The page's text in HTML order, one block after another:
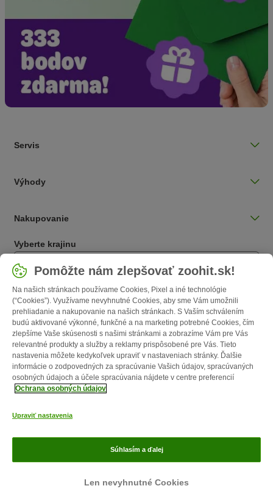
Servis
Výhody
Nakupovanie
Vyberte krajinu
Slovensko / SK
Follow zooplus
O nás Kariéra
doručenia
Spôsoby platby Affiliate program
Ochrana osobných
Pomôžte nám zlepšovať zoohit.sk!
Na našich stránkach používame Cookies, Pixel a iné technológie
(“Cookies”). Využívame nevyhnutné Cookies, aby sme Vám umožnili
prehliadanie a nakupovanie na našich stránkach. S Vaším schválením
budú aktivované výkonné, funkčné a na marketing potrebné Cookies, čím
zlepšíme Vaše skúsenosti s našimi stránkami a zobrazíme Vám pre Vás
relevantné produkty a služby a reklamy prispôsobené pre Vás. Tieto
nastavenia môžete kedykoľvek upraviť v nastaveniach stránky. Ďalšie
informácie o zodpovedných za spracúvanie Vašich údajov, spracúvaných
osobných údajoch a účele spracúvania nájdete v centre preferencií
Ochrana osobných údajov
Upraviť nastavenia
Len nevyhnutné Cookies
Súhlasím a ďalej